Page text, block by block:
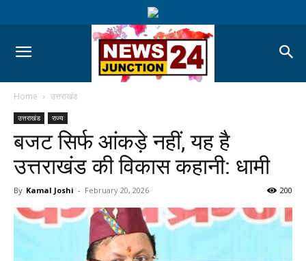
Home उत्तराखंड
उत्तराखंड राज्य
बजट सिर्फ आंकड़े नहीं, यह है
उत्तराखंड की विकास कहानी: धामी
By Kamal Joshi - February 20, 2026 200